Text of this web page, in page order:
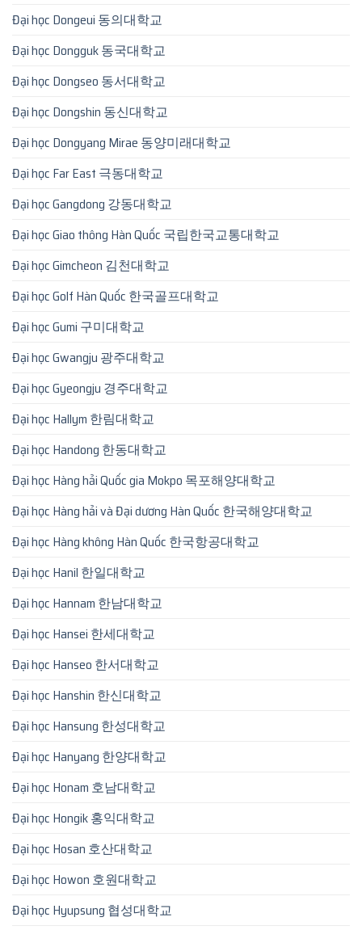
Đại học Dongeui 동의대학교
Đại học Dongguk 동국대학교
Đại học Dongseo 동서대학교
Đại học Dongshin 동신대학교
Đại học Dongyang Mirae 동양미래대학교
Đại học Far East 극동대학교
Đại học Gangdong 강동대학교
Đại học Giao thông Hàn Quốc 국립한국교통대학교
Đại học Gimcheon 김천대학교
Đại học Golf Hàn Quốc 한국골프대학교
Đại học Gumi 구미대학교
Đại học Gwangju 광주대학교
Đại học Gyeongju 경주대학교
Đại học Hallym 한림대학교
Đại học Handong 한동대학교
Đại học Hàng hải Quốc gia Mokpo 목포해양대학교
Đại học Hàng hải và Đại dương Hàn Quốc 한국해양대학교
Đại học Hàng không Hàn Quốc 한국항공대학교
Đại học Hanil 한일대학교
Đại học Hannam 한남대학교
Đại học Hansei 한세대학교
Đại học Hanseo 한서대학교
Đại học Hanshin 한신대학교
Đại học Hansung 한성대학교
Đại học Hanyang 한양대학교
Đại học Honam 호남대학교
Đại học Hongik 홍익대학교
Đại học Hosan 호산대학교
Đại học Howon 호원대학교
Đại học Hyupsung 협성대학교